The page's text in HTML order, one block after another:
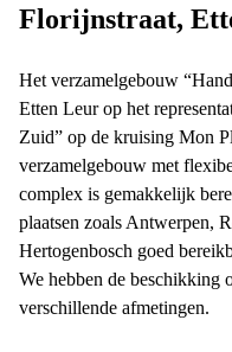
Florijnstraat,
Het verzamelgebouw
Etten Leur op het
Zuid” op de kruising Mon
verzamelgebouw met
complex is gemakkelijk
plaatsen zoals Antwerpen,
Hertogenbosch goed
We hebben de beschikking
verschillende afmetingen.